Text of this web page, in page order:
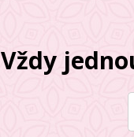
Vždy